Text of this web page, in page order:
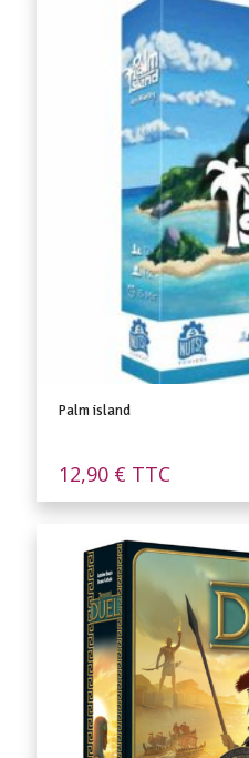
Palm island
12,90 € TTC